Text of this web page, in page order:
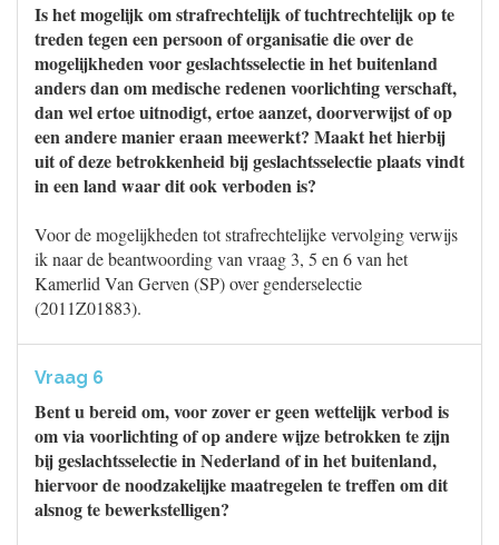
Is het mogelijk om strafrechtelijk of tuchtrechtelijk op te
treden tegen een persoon of organisatie die over de
mogelijkheden voor geslachtsselectie in het buitenland
anders dan om medische redenen voorlichting verschaft,
dan wel ertoe uitnodigt, ertoe aanzet, doorverwijst of op
een andere manier eraan meewerkt? Maakt het hierbij
uit of deze betrokkenheid bij geslachtsselectie plaats vindt
in een land waar dit ook verboden is?
Voor de mogelijkheden tot strafrechtelijke vervolging verwijs
ik naar de beantwoording van vraag 3, 5 en 6 van het
Kamerlid Van Gerven (SP) over genderselectie
(2011Z01883).
Vraag 6
Bent u bereid om, voor zover er geen wettelijk verbod is
om via voorlichting of op andere wijze betrokken te zijn
bij geslachtsselectie in Nederland of in het buitenland,
hiervoor de noodzakelijke maatregelen te treffen om dit
alsnog te bewerkstelligen?